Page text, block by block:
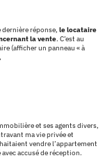
réponse, le locataire
la vente. C’est au
(afficher un panneau « à
et ses agents divers,
ma vie privée et
vendre l’appartement
accusé de réception.